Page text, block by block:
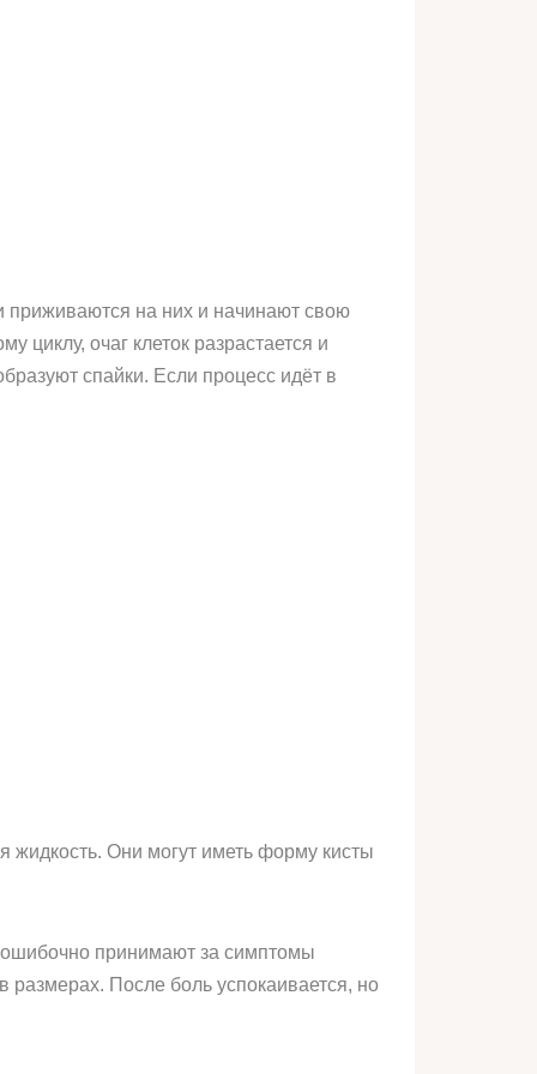
приживаются на них и начинают свою
циклу, очаг клеток разрастается и
спайки. Если процесс идёт в
жидкость. Они могут иметь форму кисты
принимают за симптомы
После боль успокаивается, но